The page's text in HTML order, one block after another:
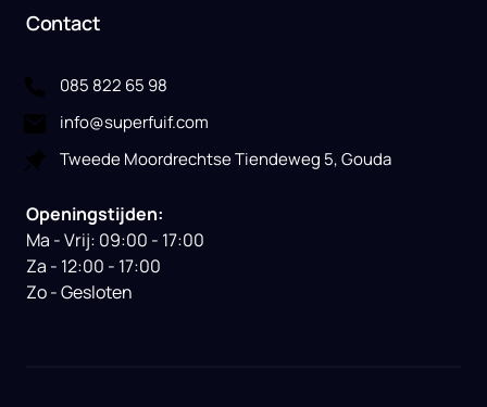
Contact
085 822 65 98
info@superfuif.com
Tweede Moordrechtse Tiendeweg 5, Gouda
Openingstijden:
Ma - Vrij: 09:00 - 17:00
Za - 12:00 - 17:00
Zo - Gesloten